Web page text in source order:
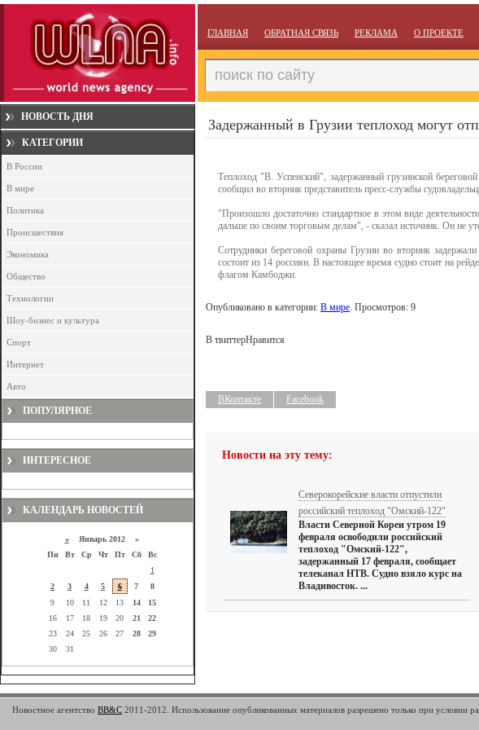
ГЛАВНАЯ ОБРАТНАЯ СВЯЗЬ РЕКЛАМА О ПРОЕКТЕ
НОВОСТЬ ДНЯ
КАТЕГОРИИ
В России
В мире
Политика
Происшествия
Экономика
Общество
Технологии
Шоу-бизнес и культура
Спорт
Интернет
Авто
ПОПУЛЯРНОЕ
ИНТЕРЕСНОЕ
КАЛЕНДАРЬ НОВОСТЕЙ
«Январь 2012 »
Пн
Вт Ср Чт Пт Сб
Вс
1
2
3 4 5 6 7
8
9
10 11 12 13 14
15
16
17 18 19 20 21
22
23
24 25 26 27 28
29
30
31
Задержанный в Грузии теплоход могут
Теплоход "В. Успенский", задержанный грузинской
сообщил во вторник представитель пресс-службы
"Произошло достаточно стандартное в этом виде
дальше по своим торговым делам", - сказал источник. Он не
Сотрудники береговой охраны Грузии во вторник
состоит из 14 россиян. В настоящее время судно стоит на
флагом Камбоджи.
Опубликовано в категории: В мире. Просмотров: 9
В твиттерНравится
ВКонтакте Facebook
Новости на эту тему:
Северокорейские власти отпустили
российский теплоход "Омский-122"
Власти Северной Кореи утром 19
февраля освободили российский
теплоход "Омский-122",
задержанный 17 февраля, сообщает
телеканал НТВ. Судно взяло курс на
Владивосток. ...
Новостное агентство BB&C 2011-2012. Использование опубликованных материалов разрешено только при условии